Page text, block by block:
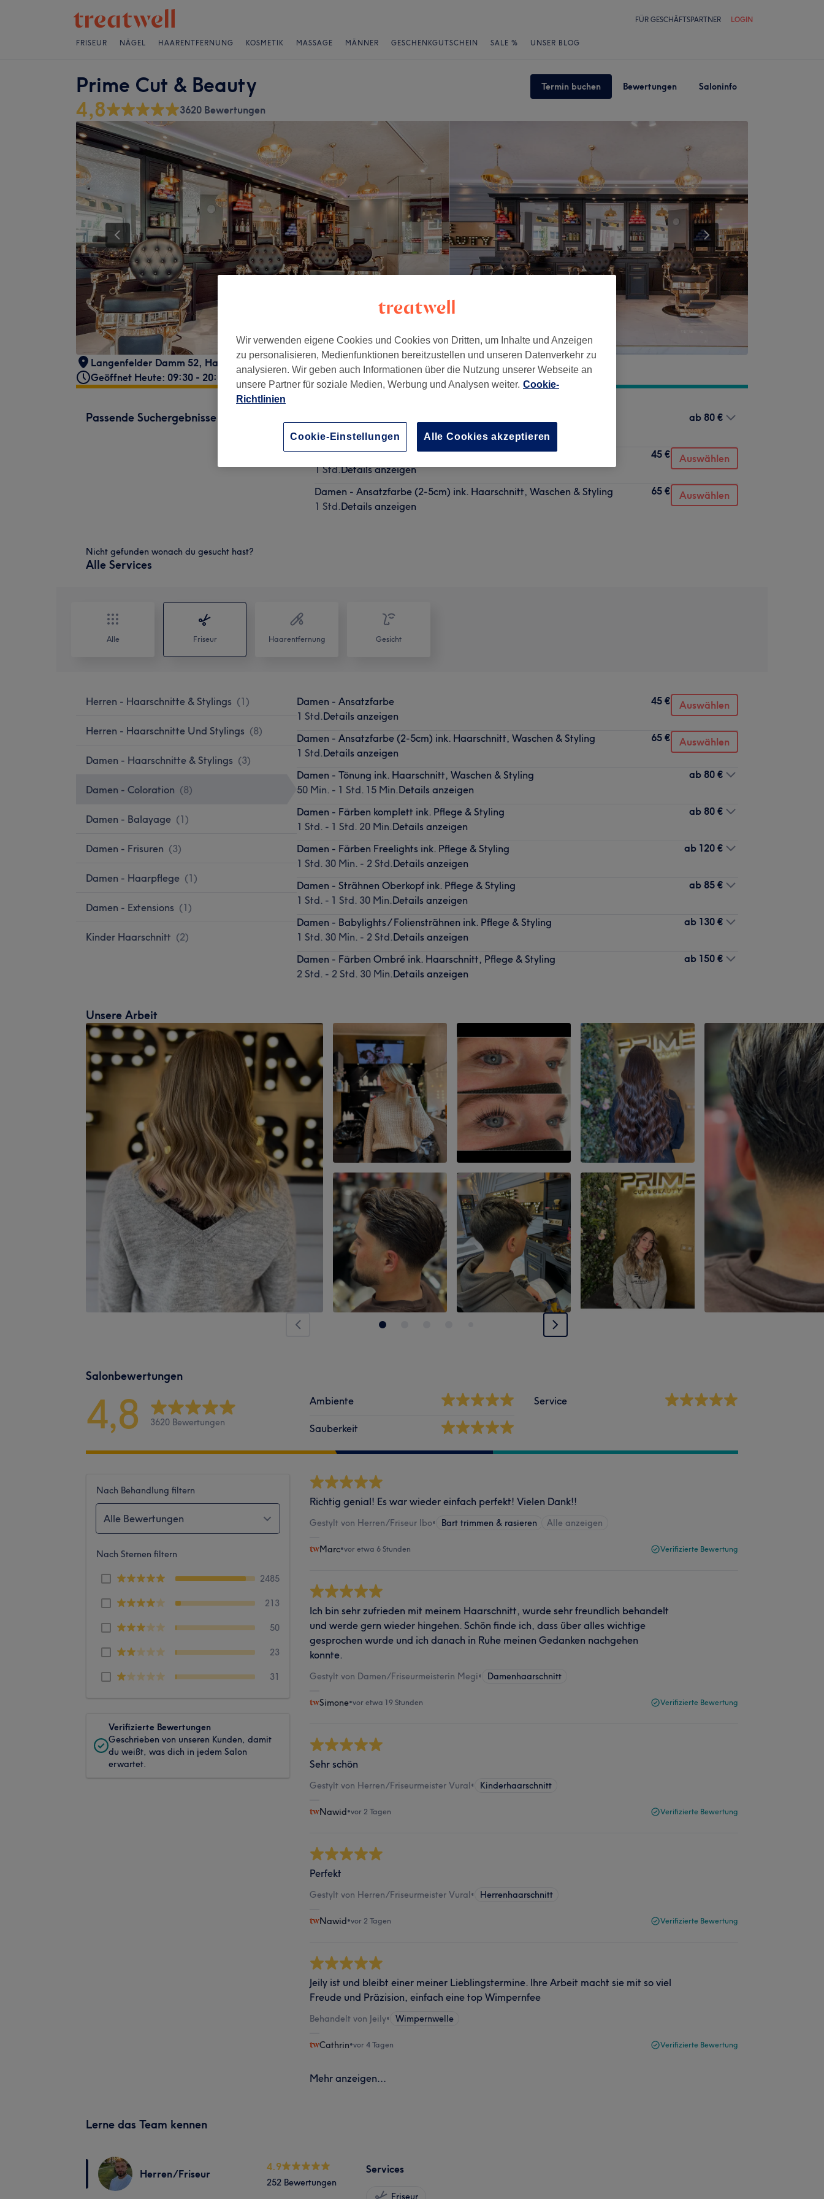
FÜR GESCHÄFTSPARTNER LOGIN
FRISEUR NÄGEL HAARENTFERNUNG KOSMETIK MASSAGE MÄNNER GESCHENKGUTSCHEIN SALE % UNSER BLOG
Prime Cut & Beauty Termin buchen Bewertungen Saloninfo
4,8 3620 Bewertungen
Langenfelder Damm 52, Hamburg, Eimsbüttel, 22525
Geöffnet Heute: 09:30 - 20:00
Passende Suchergebnisse
50 Min. - 1 Std. 15 Min.
Details anzeigen
ab 80 €
Damen - Ansatzfarbe
1 Std.Details anzeigen
45 € Auswählen
Damen - Ansatzfarbe (2-5cm) ink. Haarschnitt, Waschen & Styling
1 Std.Details anzeigen
65 € Auswählen
Nicht gefunden wonach du gesucht hast?
Alle Services
Alle Friseur Haarentfernung Gesicht
Herren - Haarschnitte & Stylings (1)
Herren - Haarschnitte Und Stylings (8)
Damen - Haarschnitte & Stylings (3)
Damen - Coloration (8)
Damen - Balayage (1)
Damen - Frisuren (3)
Damen - Haarpflege (1)
Damen - Extensions (1)
Kinder Haarschnitt (2)
Damen - Ansatzfarbe
1 Std.Details anzeigen
45 € Auswählen
Damen - Ansatzfarbe (2-5cm) ink. Haarschnitt, Waschen & Styling
1 Std.Details anzeigen
65 € Auswählen
Damen - Tönung ink. Haarschnitt, Waschen & Styling
50 Min. - 1 Std. 15 Min.Details anzeigen
ab 80 €
Damen - Färben komplett ink. Pflege & Styling
1 Std. - 1 Std. 20 Min.Details anzeigen
ab 80 €
Damen - Färben Freelights ink. Pflege & Styling
1 Std. 30 Min. - 2 Std.Details anzeigen
ab 120 €
Damen - Strähnen Oberkopf ink. Pflege & Styling
1 Std. - 1 Std. 30 Min.Details anzeigen
ab 85 €
Damen - Babylights / Foliensträhnen ink. Pflege & Styling
1 Std. 30 Min. - 2 Std.Details anzeigen
ab 130 €
Damen - Färben Ombré ink. Haarschnitt, Pflege & Styling
2 Std. - 2 Std. 30 Min.Details anzeigen
ab 150 €
Unsere Arbeit
Salonbewertungen
4,8 3620 Bewertungen
Ambiente
Sauberkeit
Service
Nach Behandlung filtern
Alle Bewertungen
Nach Sternen filtern
2485
213
50
23
31
Verifizierte Bewertungen
Geschrieben von unseren Kunden, damit
du weißt, was dich in jedem Salon
erwartet.
Richtig genial! Es war wieder einfach perfekt! Vielen Dank!!
Gestylt von Herren/Friseur Ibo• Bart trimmen & rasieren Alle anzeigen
Marc•vor etwa 6 Stunden Verifizierte Bewertung
Ich bin sehr zufrieden mit meinem Haarschnitt, wurde sehr freundlich behandelt
und werde gern wieder hingehen. Schön finde ich, dass über alles wichtige
gesprochen wurde und ich danach in Ruhe meinen Gedanken nachgehen
konnte.
Gestylt von Damen/Friseurmeisterin Megi• Damenhaarschnitt
Simone•vor etwa 19 Stunden Verifizierte Bewertung
Sehr schön
Gestylt von Herren/Friseurmeister Vural• Kinderhaarschnitt
Nawid•vor 2 Tagen Verifizierte Bewertung
Perfekt
Gestylt von Herren/Friseurmeister Vural• Herrenhaarschnitt
Nawid•vor 2 Tagen Verifizierte Bewertung
Jeily ist und bleibt einer meiner Lieblingstermine. Ihre Arbeit macht sie mit so viel
Freude und Präzision, einfach eine top Wimpernfee
Behandelt von Jeily• Wimpernwelle
Cathrin•vor 4 Tagen Verifizierte Bewertung
Mehr anzeigen...
Lerne das Team kennen
Herren/Friseur
4.9
252 Bewertungen
Services
Friseur
Wir verwenden eigene Cookies und Cookies von Dritten, um Inhalte und Anzeigen
zu personalisieren, Medienfunktionen bereitzustellen und unseren Datenverkehr zu
analysieren. Wir geben auch Informationen über die Nutzung unserer Webseite an
unsere Partner für soziale Medien, Werbung und Analysen weiter. Cookie-
Richtlinien
Cookie-Einstellungen Alle Cookies akzeptieren